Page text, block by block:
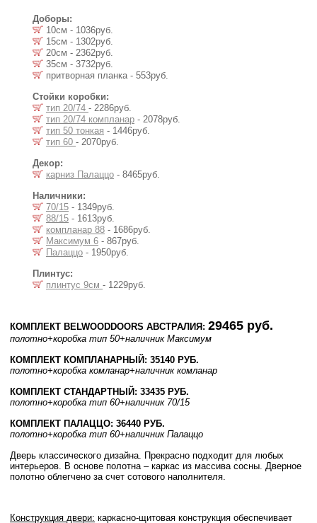
Доборы:
10см - 1036руб.
15см - 1302руб.
20см - 2362руб.
35см - 3732руб.
притворная планка - 553руб.
Стойки коробки:
тип 20/74 - 2286руб.
тип 20/74 компланар - 2078руб.
тип 50 тонкая - 1446руб.
тип 60 - 2070руб.
Декор:
карниз Палаццо - 8465руб.
Наличники:
70/15 - 1349руб.
88/15 - 1613руб.
компланар 88 - 1686руб.
Максимум 6 - 867руб.
Палаццо - 1950руб.
Плинтус:
плинтус 9см - 1229руб.
КОМПЛЕКТ BELWOODDOORS АВСТРАЛИЯ: 29465 руб.
полотно+коробка тип 50+наличник Максимум
КОМПЛЕКТ КОМПЛАНАРНЫЙ: 35140 РУБ.
полотно+коробка комланар+наличник комланар
КОМПЛЕКТ СТАНДАРТНЫЙ: 33435 РУБ.
полотно+коробка тип 60+наличник 70/15
КОМПЛЕКТ ПАЛАЦЦО: 36440 РУБ.
полотно+коробка тип 60+наличник Палаццо
Дверь классического дизайна. Прекрасно подходит для любых
интерьеров. В основе полотна – каркас из массива сосны. Дверное
полотно облегчено за счет сотового наполнителя.
Конструкция двери: каркасно-щитовая конструкция обеспечивает